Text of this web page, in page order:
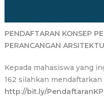
PENDAFTARAN KONSEP
PERANCANGAN
Kepada mahasiswa yang
162 silahkan mendaftarkan
http://bit.ly/